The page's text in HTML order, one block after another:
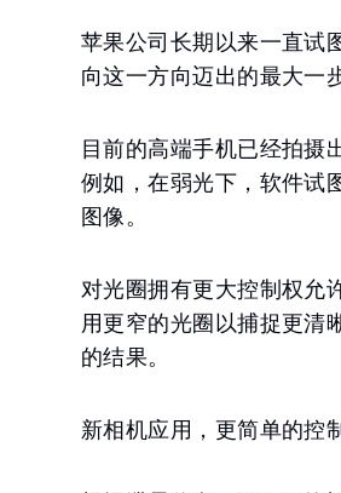
苹果公司长期以来一直试
向这一方向迈出的最大一
目前的高端手机已经拍摄
例如，在弱光下，软件试
图像。
对光圈拥有更大控制权允
用更窄的光圈以捕捉更清
的结果。
新相机应用，更简单的控制